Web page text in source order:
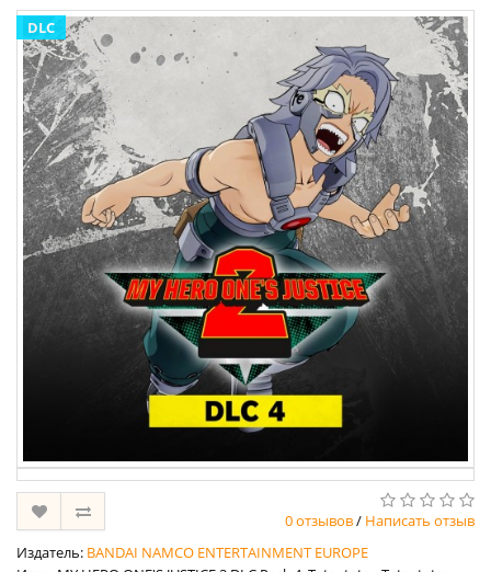
DLC
0 отзывов/ Написать отзыв
Издатель: BANDAI NAMCO ENTERTAINMENT EUROPE